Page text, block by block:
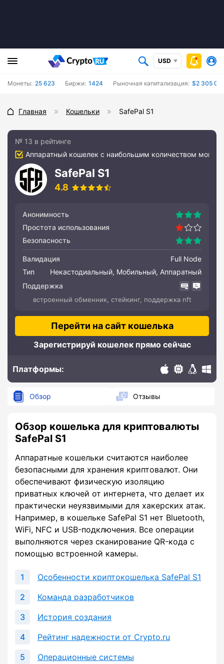
USD
Монеты: 25 623 Биржи: 1424 Рыночная капитализация: $2 305
Главная Кошельки SafePal S1
№ 13 в рейтинге
Аппаратный кошелек с наибольшим количеством монет
SafePal S1
4.8
Анонимность
Простота использования
Безопасность
Валидация
Full Node
Тип
Некастодиальный, Мобильный, Аппаратный
Поддержка
встроенный обменник, стейкинг, поддержка nft
Перейти на сайт кошелька
Зарегистрируй кошелек прямо сейчас
Платформы:
Обзор Отзывы
Обзор кошелька для криптовалюты
SafePal S1
Аппаратные кошельки считаются наиболее
безопасными для хранения криптовалют. Они
обеспечивают физическую изоляцию
приватных ключей от интернета, что делает их
практически неуязвимыми для хакерских атак.
Например, в кошельке SafePal S1 нет Bluetooth,
WiFi, NFC и USB-подключения. Все операции
выполняются через сканирование QR-кода с
помощью встроенной камеры.
Особенности криптокошелька SafePal S1
Команда разработчиков
История создания
Рейтинг надежности от Crypto.ru
Операционные системы